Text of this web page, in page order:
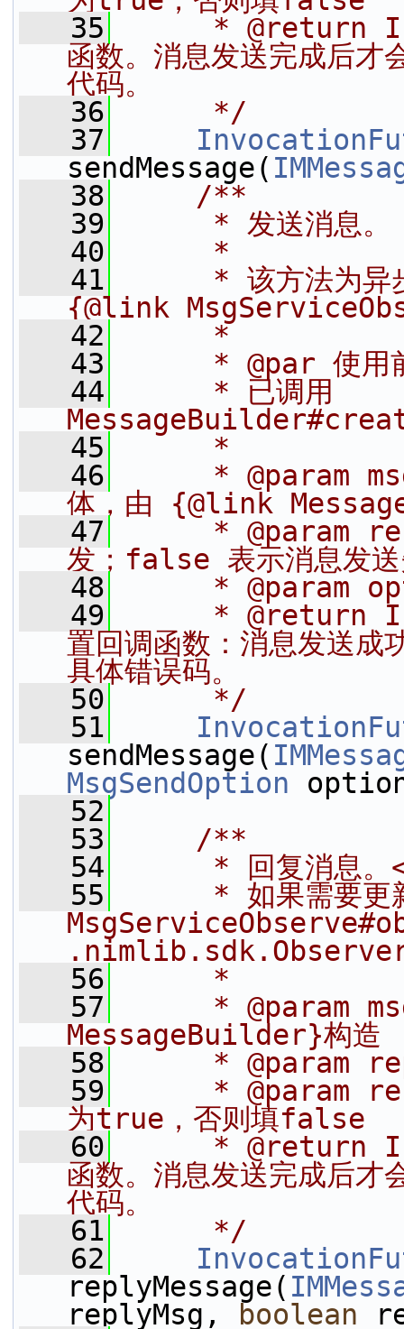
   35
* @return
函数。消息发送完成后才
代码。
   36
     */
   37
sendMessage(
   38
    /**
   39
     * 发送消息。
   40
     *
   41
* 该方法为异
{@link
   42
     *
   43
* @par 使用
   44
     * 已调用
   45
     *
   46
* @param
体，由 {@link
   47
* @param
发；false 表示消息发送
   48
* @param
   49
* @return
置回调函数：消息发送成
具体错误码。
   50
     */
   51
sendMessage(
MsgSendOption
   52
   53
    /**
   54
* 回复消息。
   55
* 如果需要更
   56
     *
   57
* @param
MessageBuilder}构造
   58
* @param
   59
* @param
为true，否则填false
   60
* @return
函数。消息发送完成后才
代码。
   61
     */
   62
replyMessage(
replyMsg,
boolean